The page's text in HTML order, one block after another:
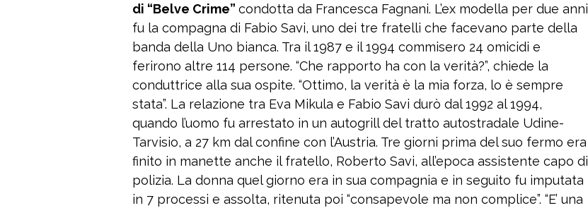
di “Belve Crime” condotta da Francesca Fagnani. L’ex modella per due anni
fu la compagna di Fabio Savi, uno dei tre fratelli che facevano parte della
banda della Uno bianca. Tra il 1987 e il 1994 commisero 24 omicidi e
ferirono altre 114 persone. “Che rapporto ha con la verità?”, chiede la
conduttrice alla sua ospite. “Ottimo, la verità è la mia forza, lo è sempre
stata”. La relazione tra Eva Mikula e Fabio Savi durò dal 1992 al 1994,
quando l’uomo fu arrestato in un autogrill del tratto autostradale Udine-
Tarvisio, a 27 km dal confine con l’Austria. Tre giorni prima del suo fermo era
finito in manette anche il fratello, Roberto Savi, all’epoca assistente capo di
polizia. La donna quel giorno era in sua compagnia e in seguito fu imputata
in 7 processi e assolta, ritenuta poi “consapevole ma non complice”. “E’ una